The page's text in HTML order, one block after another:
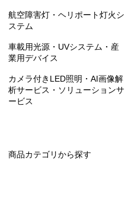
航空障害灯・ヘリポート灯火シ
ステム
車載用光源・UVシステム・産
業用デバイス
カメラ付きLED照明・AI画像解
析サービス・ソリューションサ
ービス
商品カテゴリから探す